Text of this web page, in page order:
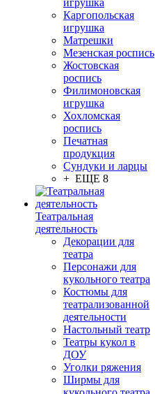
игрушка
Каргопольская
игрушка
Матрешки
Мезенская роспись
Жостовская
роспись
Филимоновская
игрушка
Хохломская
роспись
Печатная
продукция
Сундуки и ларцы
+ ЕЩЕ 8
Театральная
деятельность
Декорации для
театра
Персонажи для
кукольного театра
Костюмы для
театрализованной
деятельности
Настольный театр
Театры кукол в
ДОУ
Уголки ряжения
Ширмы для